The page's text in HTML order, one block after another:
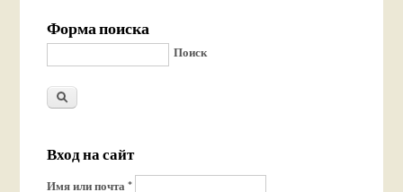
Форма поиска
Поиск
Вход на сайт
Имя или почта*